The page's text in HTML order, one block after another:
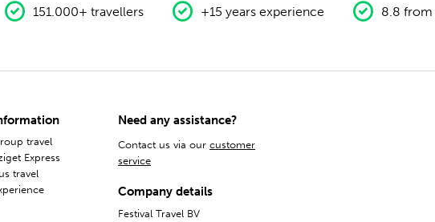
151.000+ travellers +15 years experience 8.8
travel
Express
travel
Need any assistance?
Contact us via our customer
service
Company details
Festival Travel BV